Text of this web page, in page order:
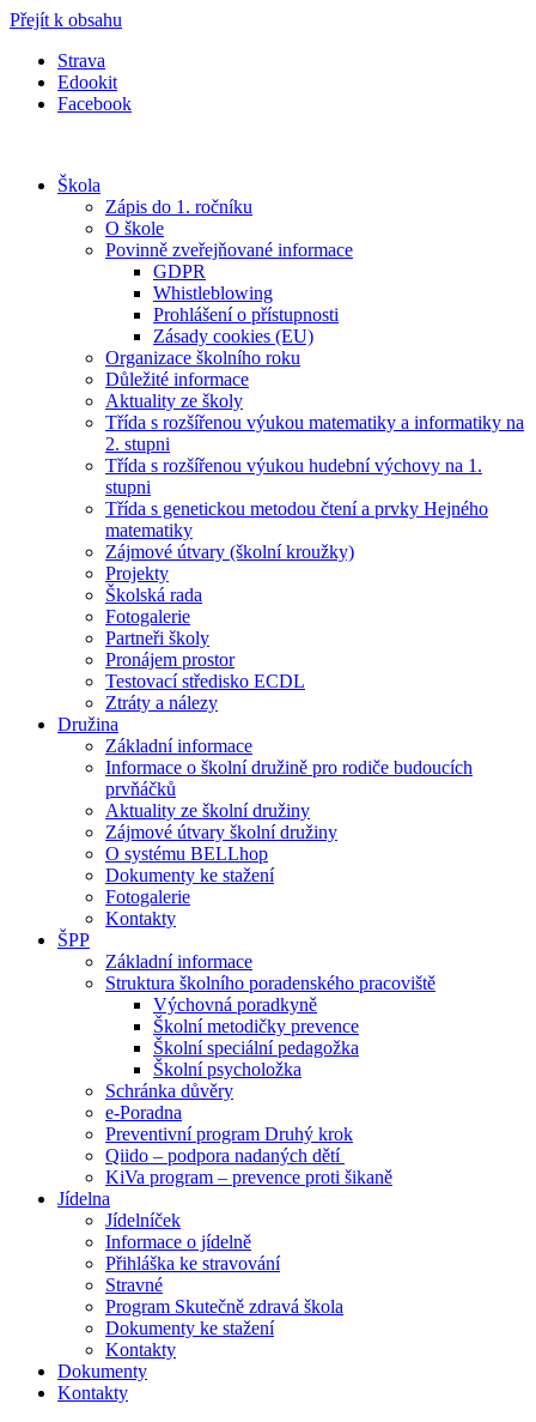
Přejít k obsahu
Strava
Edookit
Facebook
Škola
Zápis do 1. ročníku
O škole
Povinně zveřejňované informace
GDPR
Whistleblowing
Prohlášení o přístupnosti
Zásady cookies (EU)
Organizace školního roku
Důležité informace
Aktuality ze školy
Třída s rozšířenou výukou matematiky a informatiky na
2. stupni
Třída s rozšířenou výukou hudební výchovy na 1.
stupni
Třída s genetickou metodou čtení a prvky Hejného
matematiky
Zájmové útvary (školní kroužky)
Projekty
Školská rada
Fotogalerie
Partneři školy
Pronájem prostor
Testovací středisko ECDL
Ztráty a nálezy
Družina
Základní informace
Informace o školní družině pro rodiče budoucích
prvňáčků
Aktuality ze školní družiny
Zájmové útvary školní družiny
O systému BELLhop
Dokumenty ke stažení
Fotogalerie
Kontakty
ŠPP
Základní informace
Struktura školního poradenského pracoviště
Výchovná poradkyně
Školní metodičky prevence
Školní speciální pedagožka
Školní psycholožka
Schránka důvěry
e-Poradna
Preventivní program Druhý krok
Qiido – podpora nadaných dětí
KiVa program – prevence proti šikaně
Jídelna
Jídelníček
Informace o jídelně
Přihláška ke stravování
Stravné
Program Skutečně zdravá škola
Dokumenty ke stažení
Kontakty
Dokumenty
Kontakty